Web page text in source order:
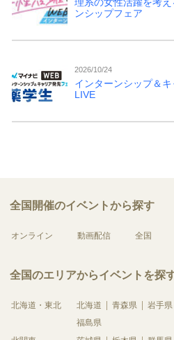
ンシップフェア
2026/10/24
インターンシップ＆
LIVE
全国開催のイベントから探す
オンライン 動画配信 全国
全国のエリアからイベントを探
北海道・東北 北海道 青森県 岩手県
福島県